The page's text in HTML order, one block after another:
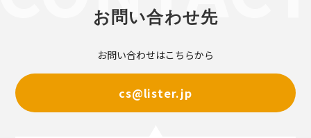
お問い合わせ先
お問い合わせはこちらから
cs@lister.jp